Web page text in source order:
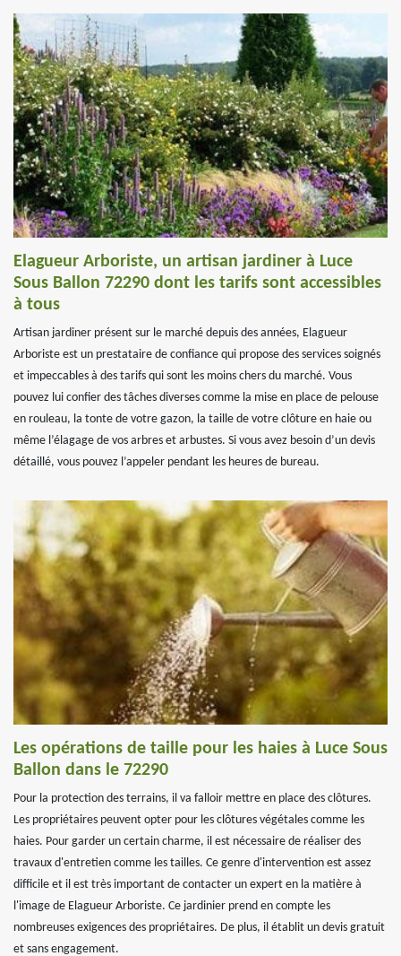
Elagueur Arboriste, un artisan jardiner à Luce
Sous Ballon 72290 dont les tarifs sont accessibles
à tous
Artisan jardiner présent sur le marché depuis des années, Elagueur
Arboriste est un prestataire de confiance qui propose des services soignés
et impeccables à des tarifs qui sont les moins chers du marché. Vous
pouvez lui confier des tâches diverses comme la mise en place de pelouse
en rouleau, la tonte de votre gazon, la taille de votre clôture en haie ou
même l’élagage de vos arbres et arbustes. Si vous avez besoin d’un devis
détaillé, vous pouvez l’appeler pendant les heures de bureau.
Les opérations de taille pour les haies à Luce Sous
Ballon dans le 72290
Pour la protection des terrains, il va falloir mettre en place des clôtures.
Les propriétaires peuvent opter pour les clôtures végétales comme les
haies. Pour garder un certain charme, il est nécessaire de réaliser des
travaux d'entretien comme les tailles. Ce genre d'intervention est assez
difficile et il est très important de contacter un expert en la matière à
l'image de Elagueur Arboriste. Ce jardinier prend en compte les
nombreuses exigences des propriétaires. De plus, il établit un devis gratuit
et sans engagement.